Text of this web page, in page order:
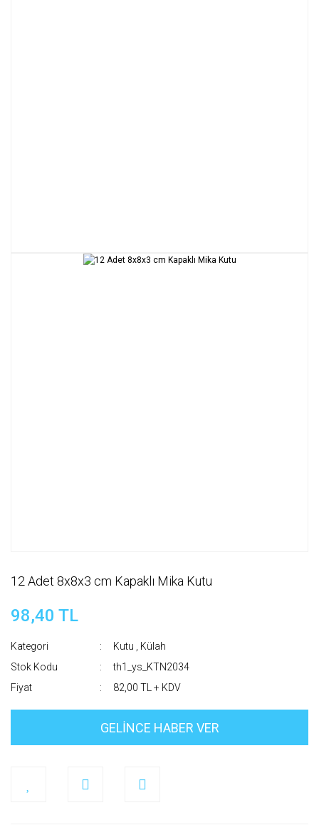
12 Adet 8x8x3 cm Kapaklı Mika Kutu
98,40 TL
Kategori
Kutu , Külah
Stok Kodu
th1_ys_KTN2034
Fiyat
82,00 TL + KDV
GELİNCE HABER VER